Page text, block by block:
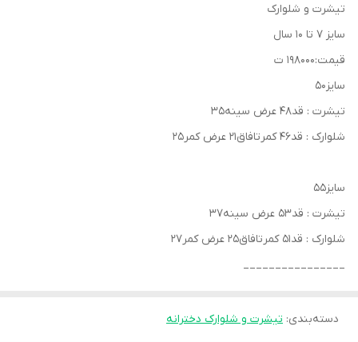
تیشرت و شلوارک
سایز ۷ تا ۱۰ سال
قیمت:۱۹۸۰۰۰ ت
سایز۵۰
تیشرت : قد۴۸ عرض سینه۳۵
شلوارک : قد۴۶ کمرتافاق۲۱ عرض کمر۲۵
سایز۵۵
تیشرت : قد۵۳ عرض سینه۳۷
شلوارک : قد۵۱ کمرتافاق۲۵ عرض کمر۲۷
________________
دسته‌بندی: تیشرت و شلوارک دخترانه